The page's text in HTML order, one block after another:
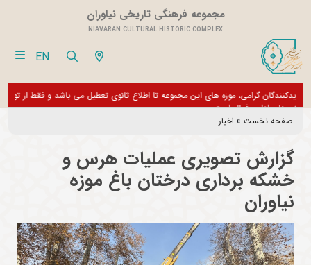
مجموعه فرهنگی تاریخی نیاوران
NIAVARAN CULTURAL HISTORIC COMPLEX
EN
بازدیدکنندگان گرامی، موزه های این مجموعه تا اطلاع ثانوی تعطیل می باشد و فقط
بخش های اداری فعال است
صفحه نخست » اخبار
گزارش تصویری عملیات هرس و
خشکه برداری درختان باغ موزه
نیاوران